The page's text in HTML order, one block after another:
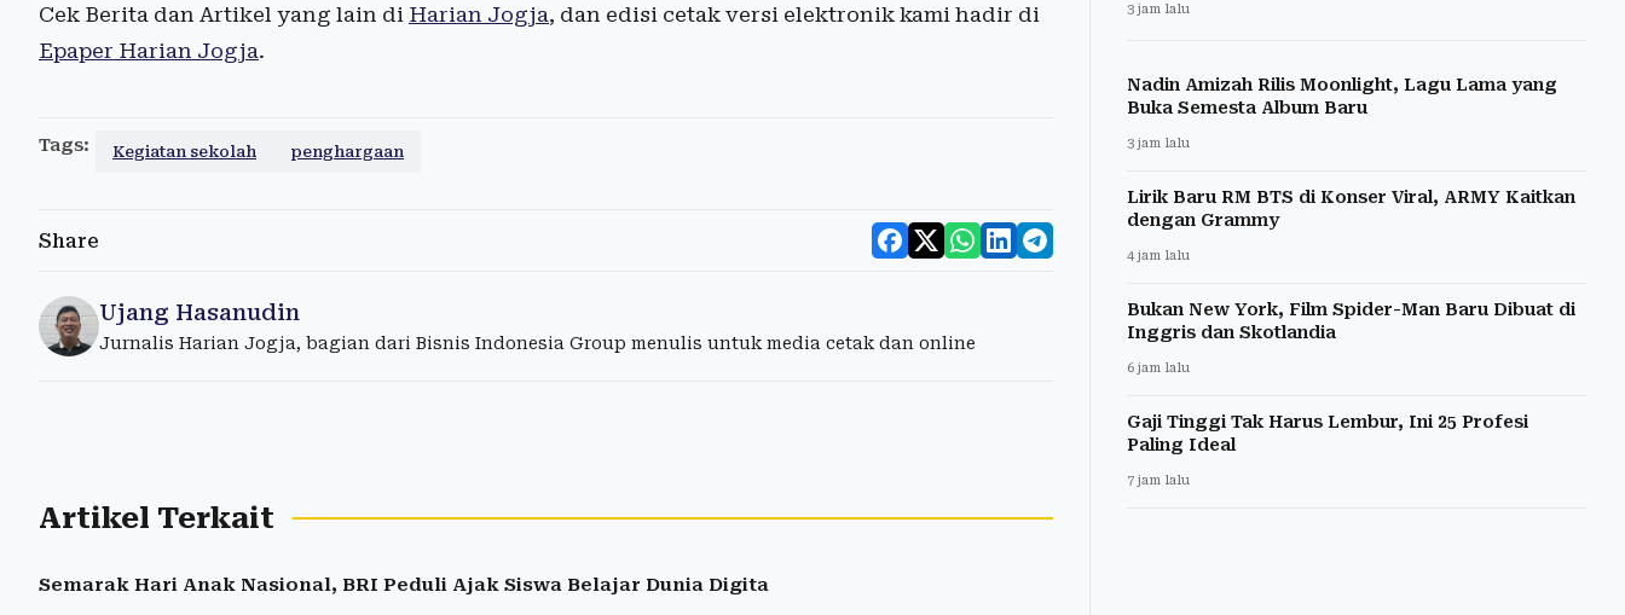
Cek Berita dan Artikel yang lain di Harian Jogja, dan edisi cetak versi elektronik kami hadir di
Epaper Harian Jogja.
Tags: Kegiatan sekolah penghargaan
Share
Ujang Hasanudin
Jurnalis Harian Jogja, bagian dari Bisnis Indonesia Group menulis untuk media cetak dan online
Artikel Terkait
Semarak Hari Anak Nasional, BRI Peduli Ajak Siswa Belajar Dunia Digita
3 jam lalu
Nadin Amizah Rilis Moonlight, Lagu Lama yang
Buka Semesta Album Baru
3 jam lalu
Lirik Baru RM BTS di Konser Viral, ARMY Kaitkan
dengan Grammy
4 jam lalu
Bukan New York, Film Spider-Man Baru Dibuat di
Inggris dan Skotlandia
6 jam lalu
Gaji Tinggi Tak Harus Lembur, Ini 25 Profesi
Paling Ideal
7 jam lalu